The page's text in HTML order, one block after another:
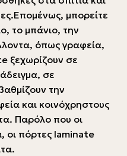
μπορείτε
το μπάνιο, την
όπως γραφεία,
ξεχωρίζουν σε
σε
την
και κοινόχρηστους
Παρόλο που οι
οι πόρτες laminate